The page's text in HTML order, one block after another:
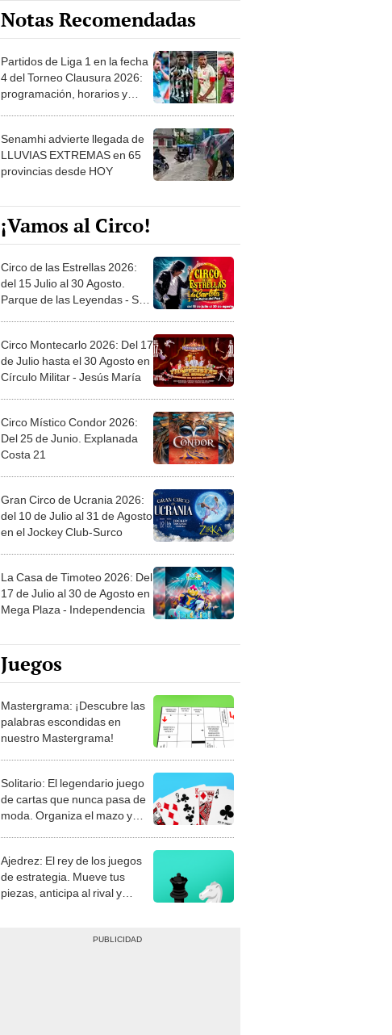
Notas Recomendadas
Partidos de Liga 1 en la fecha
4 del Torneo Clausura 2026:
programación, horarios y
Senamhi advierte llegada de
LLUVIAS EXTREMAS en 65
provincias desde HOY
¡Vamos al Circo!
Circo de las Estrellas 2026:
del 15 Julio al 30 Agosto.
Parque de las Leyendas - San
Circo Montecarlo 2026: Del 17
de Julio hasta el 30 Agosto en
Círculo Militar - Jesús María
Circo Místico Condor 2026:
Del 25 de Junio. Explanada
Costa 21
Gran Circo de Ucrania 2026:
del 10 de Julio al 31 de Agosto
en el Jockey Club-Surco
La Casa de Timoteo 2026: Del
17 de Julio al 30 de Agosto en
Mega Plaza - Independencia
Juegos
Mastergrama: ¡Descubre las
palabras escondidas en
nuestro Mastergrama!
Solitario: El legendario juego
de cartas que nunca pasa de
moda. Organiza el mazo y
Ajedrez: El rey de los juegos
de estrategia. Mueve tus
piezas, anticipa al rival y